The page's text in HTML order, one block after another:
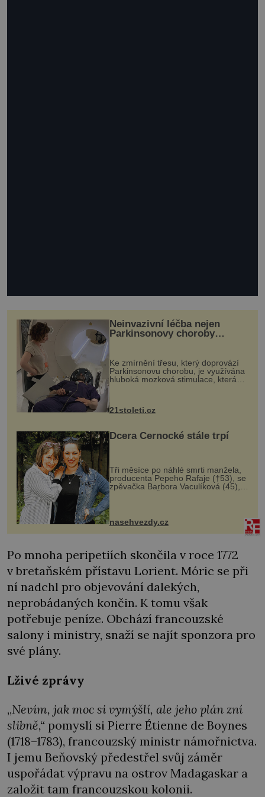
Neinvazivní léčba nejen
Parkinsonovy choroby
Ke zmírnění třesu, který doprovází
Parkinsonovu chorobu, je využívána
hluboká mozková stimulace, která
však vyžaduje vysoce invazivní
k dostatečně přesnému zacílení ...
21stoleti.cz
Dcera Černocké stále trpí
Tři měsíce po náhlé smrti manžela,
producenta Pepeho Rafaje (†53), se
zpěvačka Barbora Vaculíková (45),
dcera Petry Černocké (75), poprvé
ozvala veřejnosti. Na sociální síti
sdílela, že se snaží fung...
nasehvezdy.cz
Po mnoha peripetiích skončila v roce 1772
v bretaňském přístavu Lorient. Móric se při
ní nadchl pro objevování dalekých,
neprobádaných končin. K tomu však
potřebuje peníze. Obchází francouzské
salony i ministry, snaží se najít sponzora pro
své plány.
Lživé zprávy
„Nevím, jak moc si vymýšlí, ale jeho plán zní
slibně,“ pomyslí si Pierre Étienne de Boynes
(1718–1783), francouzský ministr námořnictva.
I jemu Beňovský předestřel svůj záměr
uspořádat výpravu na ostrov Madagaskar a
založit tam francouzskou kolonii.